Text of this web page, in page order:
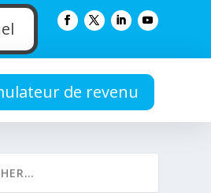
de revenu